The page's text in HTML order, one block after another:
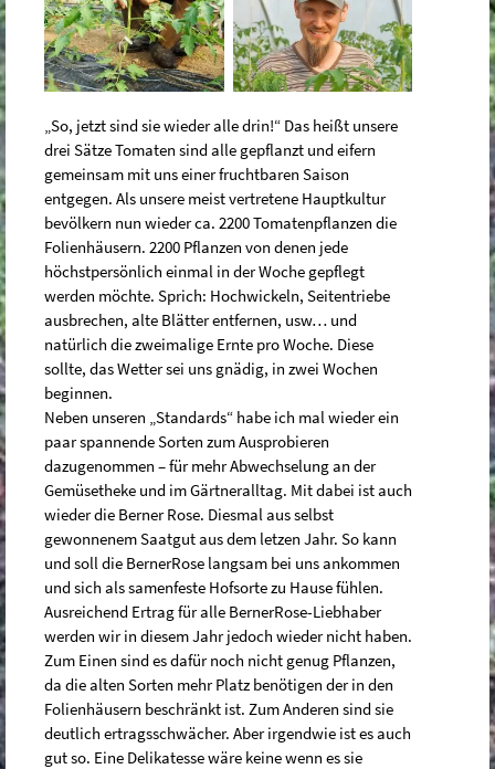
„So, jetzt sind sie wieder alle drin!“ Das heißt unsere
drei Sätze Tomaten sind alle gepflanzt und eifern
gemeinsam mit uns einer fruchtbaren Saison
entgegen. Als unsere meist vertretene Hauptkultur
bevölkern nun wieder ca. 2200 Tomatenpflanzen die
Folienhäusern. 2200 Pflanzen von denen jede
höchstpersönlich einmal in der Woche gepflegt
werden möchte. Sprich: Hochwickeln, Seitentriebe
ausbrechen, alte Blätter entfernen, usw… und
natürlich die zweimalige Ernte pro Woche. Diese
sollte, das Wetter sei uns gnädig, in zwei Wochen
beginnen.
Neben unseren „Standards“ habe ich mal wieder ein
paar spannende Sorten zum Ausprobieren
dazugenommen – für mehr Abwechselung an der
Gemüsetheke und im Gärtneralltag. Mit dabei ist auch
wieder die Berner Rose. Diesmal aus selbst
gewonnenem Saatgut aus dem letzen Jahr. So kann
und soll die BernerRose langsam bei uns ankommen
und sich als samenfeste Hofsorte zu Hause fühlen.
Ausreichend Ertrag für alle BernerRose-Liebhaber
werden wir in diesem Jahr jedoch wieder nicht haben.
Zum Einen sind es dafür noch nicht genug Pflanzen,
da die alten Sorten mehr Platz benötigen der in den
Folienhäusern beschränkt ist. Zum Anderen sind sie
deutlich ertragsschwächer. Aber irgendwie ist es auch
gut so. Eine Delikatesse wäre keine wenn es sie